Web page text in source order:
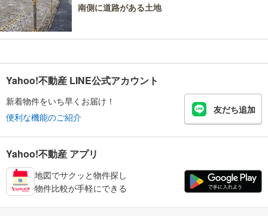
南側に道路がある土地
Yahoo!不動産 LINE公式アカウント
新着物件をいち早くお届け！
便利な機能のご紹介
友だち追加
Yahoo!不動産 アプリ
地図でサクッと物件探し
物件比較が手軽にできる